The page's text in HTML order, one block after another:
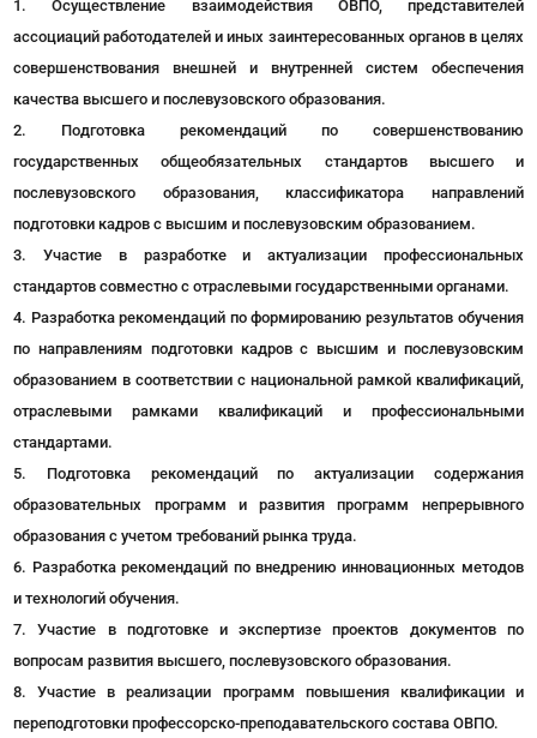
Осуществление взаимодействия ОВПО, представителей
ассоциаций работодателей и иных заинтересованных органов в целях
совершенствования внешней и внутренней систем обеспечения
качества высшего и послевузовского образования.
Подготовка рекомендаций по совершенствованию
государственных общеобязательных стандартов высшего и
послевузовского образования, классификатора направлений
подготовки кадров с высшим и послевузовским образованием.
Участие в разработке и актуализации профессиональных
стандартов совместно с отраслевыми государственными органами.
Разработка рекомендаций по формированию результатов обучения
по направлениям подготовки кадров с высшим и послевузовским
образованием в соответствии с национальной рамкой квалификаций,
отраслевыми рамками квалификаций и профессиональными
стандартами.
Подготовка рекомендаций по актуализации содержания
образовательных программ и развития программ непрерывного
образования с учетом требований рынка труда.
Разработка рекомендаций по внедрению инновационных методов
и технологий обучения.
Участие в подготовке и экспертизе проектов документов по
вопросам развития высшего, послевузовского образования.
Участие в реализации программ повышения квалификации и
переподготовки профессорско-преподавательского состава ОВПО.